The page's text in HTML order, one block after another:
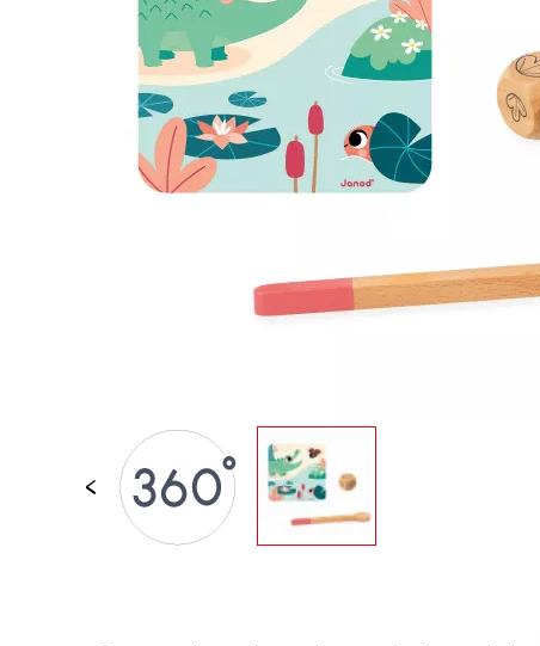
BEBÉS & PRIMERA
JUEGOS DE
UNIVERSOS
PIZARRAS,
DECORACION
PIEZAS SUELTAS